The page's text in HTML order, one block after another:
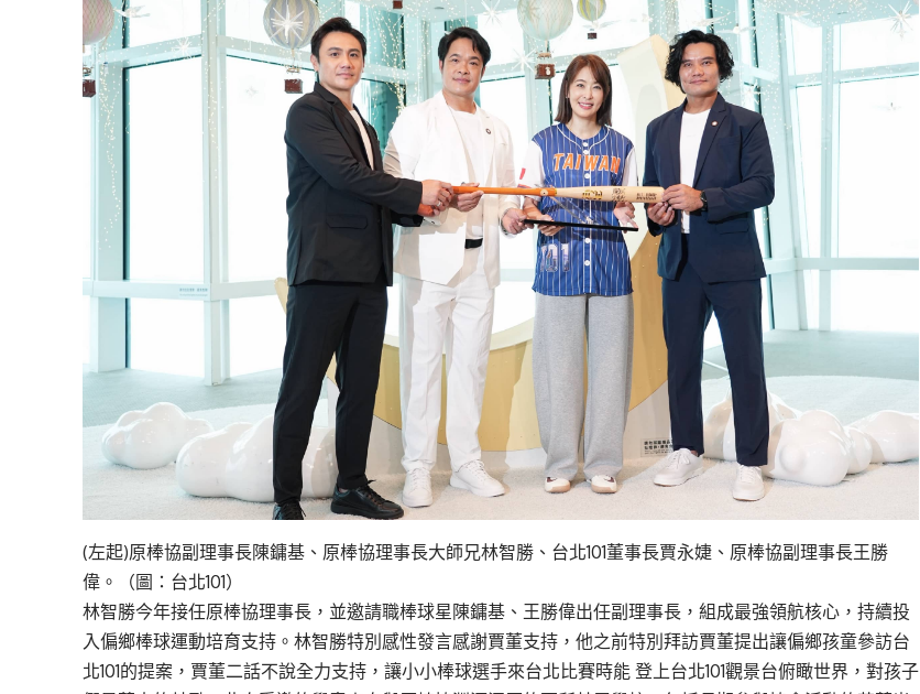
(左起)原棒協副理事長陳鏞基、原棒協理事長大師兄林智勝、台北101董事長賈永婕、原棒協副理事長王勝
偉。（圖：台北101）
林智勝今年接任原棒協理事長，並邀請職棒球星陳鏞基、王勝偉出任副理事長，組成最強領航核心，持續投
入偏鄉棒球運動培育支持。林智勝特別感性發言感謝賈董支持，他之前特別拜訪賈董提出讓偏鄉孩童參訪台
北101的提案，賈董二話不說全力支持，讓小小棒球選手來台北比賽時能 登上台北101觀景台俯瞰世界，對孩子